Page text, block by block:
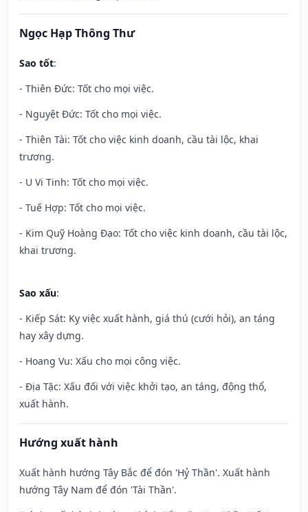
Ngọc Hạp Thông Thư
Sao tốt:
- Thiên Đức: Tốt cho mọi việc.
- Nguyệt Đức: Tốt cho mọi việc.
- Thiên Tài: Tốt cho việc kinh doanh, cầu tài lộc, khai
trương.
- U Vi Tinh: Tốt cho mọi việc.
- Tuế Hợp: Tốt cho mọi việc.
- Kim Quỹ Hoàng Đạo: Tốt cho việc kinh doanh, cầu tài lộc,
khai trương.
Sao xấu:
- Kiếp Sát: Kỵ việc xuất hành, giá thú (cưới hỏi), an táng
hay xây dựng.
- Hoang Vu: Xấu cho mọi công việc.
- Địa Tặc: Xấu đối với việc khởi tạo, an táng, động thổ,
xuất hành.
Hướng xuất hành
Xuất hành hướng Tây Bắc để đón 'Hỷ Thần'. Xuất hành
hướng Tây Nam để đón 'Tài Thần'.